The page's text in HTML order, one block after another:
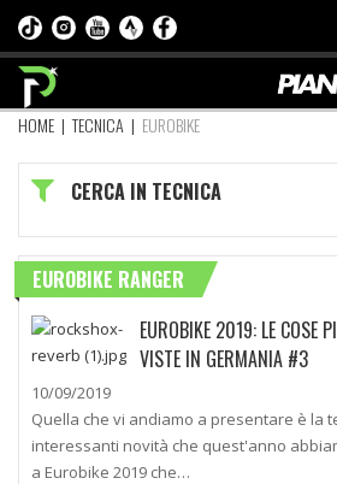
HOME |TECNICA | EUROBIKE
CERCA IN TECNICA
EUROBIKE RANGER
EUROBIKE 2019: LE COSE
VISTE IN GERMANIA #3
10/09/2019
Quella che vi andiamo a presentare è la
interessanti novità che quest'anno
a Eurobike 2019 che…